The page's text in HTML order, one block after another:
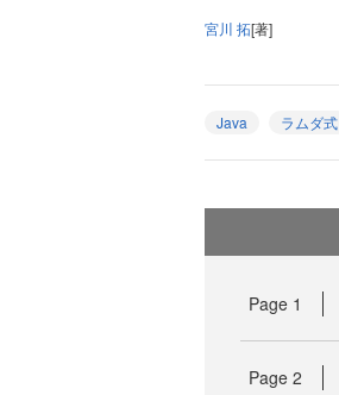
宮川 拓[著]
Java ラムダ式
Page 1
Page 2